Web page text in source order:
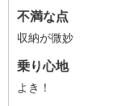
不満な点
収納が微妙
乗り心地
よき！